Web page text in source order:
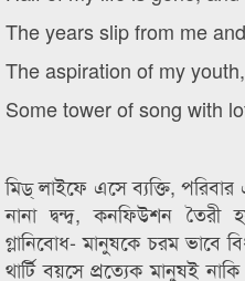
The years slip from me
The aspiration of my
Some tower of song with
মিড্ লাইফে এসে ব্যক্তি, পরিবার
নানা দ্বন্দ্ব, কনফিউশন
গ্লানিবোধ- মানুষকে চরম ভাবে
থার্টি বয়সে প্রত্যেক মানুষই